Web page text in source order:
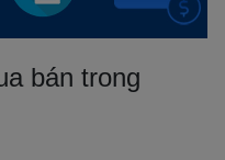
bán trong